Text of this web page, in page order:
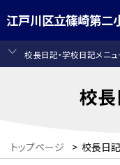
江戸川区立篠崎第二
校長日記・学校日記メニュ
校長
トップページ > 校長日